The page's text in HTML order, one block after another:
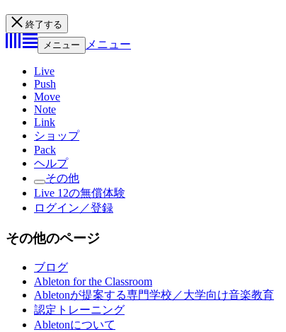
終了する
メニュー
メニュー
Live
Push
Move
Note
Link
ショップ
Pack
ヘルプ
その他
Live 12の無償体験
ログイン／登録
その他のページ
ブログ
Ableton for the Classroom
Abletonが提案する専門学校／大学向け音楽教育
認定トレーニング
Abletonについて